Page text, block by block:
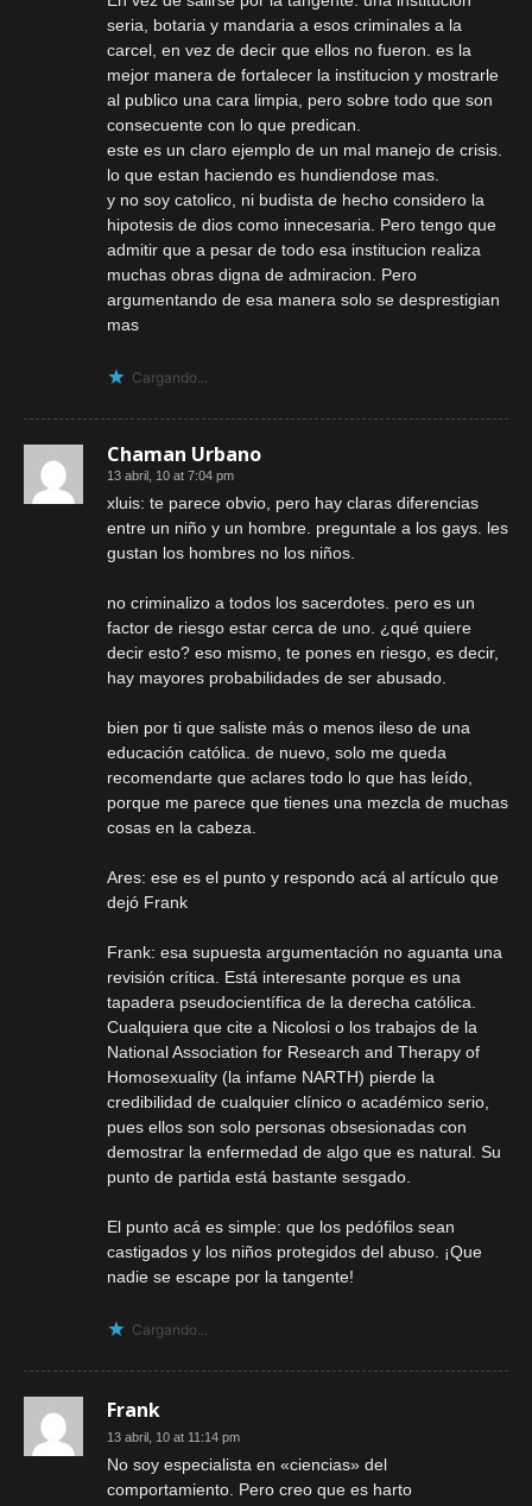
seria, botaria y mandaria a esos criminales a la
carcel, en vez de decir que ellos no fueron. es la
mejor manera de fortalecer la institucion y mostrarle
al publico una cara limpia, pero sobre todo que son
consecuente con lo que predican.
este es un claro ejemplo de un mal manejo de crisis.
lo que estan haciendo es hundiendose mas.
y no soy catolico, ni budista de hecho considero la
hipotesis de dios como innecesaria. Pero tengo que
admitir que a pesar de todo esa institucion realiza
muchas obras digna de admiracion. Pero
argumentando de esa manera solo se desprestigian
mas
Cargando...
Chaman Urbano
13 abril, 10 at 7:04 pm
xluis: te parece obvio, pero hay claras diferencias
entre un niño y un hombre. preguntale a los gays. les
gustan los hombres no los niños.
no criminalizo a todos los sacerdotes. pero es un
factor de riesgo estar cerca de uno. ¿qué quiere
decir esto? eso mismo, te pones en riesgo, es decir,
hay mayores probabilidades de ser abusado.
bien por ti que saliste más o menos ileso de una
educación católica. de nuevo, solo me queda
recomendarte que aclares todo lo que has leído,
porque me parece que tienes una mezcla de muchas
cosas en la cabeza.
Ares: ese es el punto y respondo acá al artículo que
dejó Frank
Frank: esa supuesta argumentación no aguanta una
revisión crítica. Está interesante porque es una
tapadera pseudocientífica de la derecha católica.
Cualquiera que cite a Nicolosi o los trabajos de la
National Association for Research and Therapy of
Homosexuality (la infame NARTH) pierde la
credibilidad de cualquier clínico o académico serio,
pues ellos son solo personas obsesionadas con
demostrar la enfermedad de algo que es natural. Su
punto de partida está bastante sesgado.
El punto acá es simple: que los pedófilos sean
castigados y los niños protegidos del abuso. ¡Que
nadie se escape por la tangente!
Cargando...
Frank
13 abril, 10 at 11:14 pm
No soy especialista en «ciencias» del
comportamiento. Pero creo que es harto